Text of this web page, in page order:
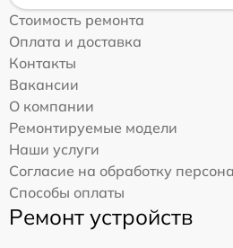
Стоимость ремонта
Оплата и доставка
Контакты
Вакансии
О компании
Ремонтируемые модели
Наши услуги
Согласие на обработку
Способы оплаты
Ремонт устройств